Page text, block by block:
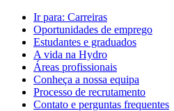
Ir para: Carreiras
Oportunidades de emprego
Estudantes e graduados
A vida na Hydro
Áreas profissionais
Conheça a nossa equipa
Processo de recrutamento
Contato e perguntas frequentes